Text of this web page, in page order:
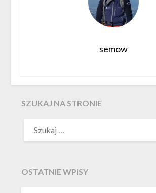
semow
SZUKAJ NA STRONIE
OSTATNIE WPISY